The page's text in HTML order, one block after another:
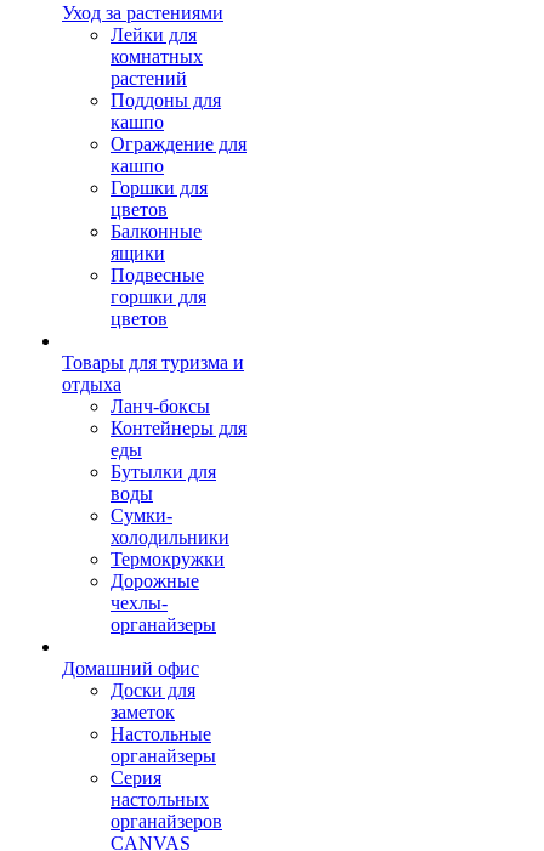
Уход за растениями
Лейки для
комнатных
растений
Поддоны для
кашпо
Ограждение для
кашпо
Горшки для
цветов
Балконные
ящики
Подвесные
горшки для
цветов
Товары для туризма и
отдыха
Ланч-боксы
Контейнеры для
еды
Бутылки для
воды
Сумки-
холодильники
Термокружки
Дорожные
чехлы-
органайзеры
Домашний офис
Доски для
заметок
Настольные
органайзеры
Серия
настольных
органайзеров
CANVAS